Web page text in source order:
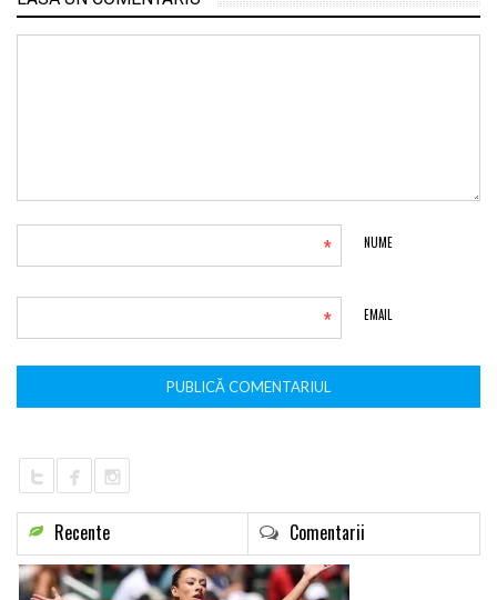
NUME
*
EMAIL
*
Recente Comentarii